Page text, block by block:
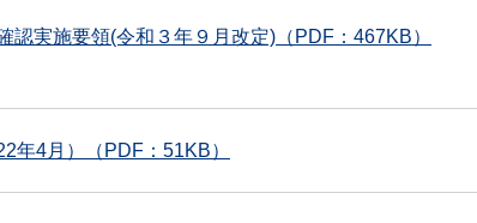
実施要領(令和３年９月改定)（PDF：467KB）
年4月）（PDF：51KB）